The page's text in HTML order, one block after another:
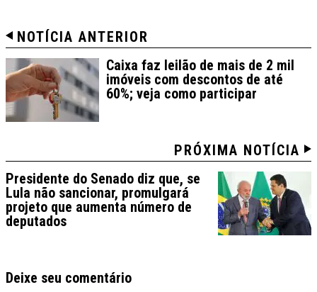
NOTÍCIA ANTERIOR
Caixa faz leilão de mais de 2 mil
imóveis com descontos de até
60%; veja como participar
PRÓXIMA NOTÍCIA
Presidente do Senado diz que, se
Lula não sancionar, promulgará
projeto que aumenta número de
deputados
Deixe seu comentário